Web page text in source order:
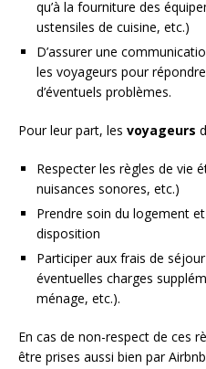
qu’à la fourniture des
ustensiles de cuisine, etc.)
D’assurer une
les voyageurs pour
d’éventuels problèmes.
Pour leur part, les voyageurs
Respecter les règles de vie
nuisances sonores, etc.)
Prendre soin du logement
disposition
Participer aux frais de
éventuelles charges
ménage, etc.).
En cas de non-respect de ces
être prises aussi bien par